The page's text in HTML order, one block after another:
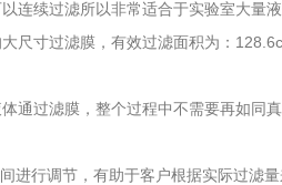
续过滤所以非常适合于实验室大量
尺寸过滤膜，有效过滤面积为：
通过滤膜，整个过程中不需要再如同
行调节，有助于客户根据实际过滤量